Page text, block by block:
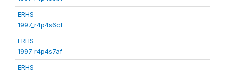
ERHS
1997_r4p4s6cf
ERHS
1997_r4p4s7af
ERHS